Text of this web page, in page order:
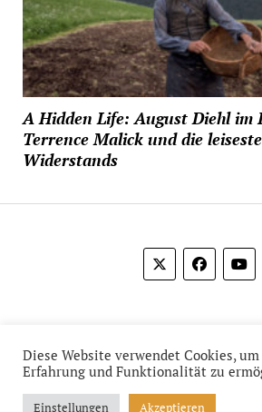
A Hidden Life: August Diehl im
Terrence Malick und die
Widerstands
Diese Website verwendet Cookies,
Erfahrung und Funktionalität zu
Einstellungen Akzeptieren